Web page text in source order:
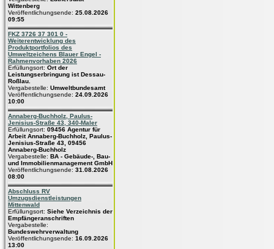
Wittenberg
Veröffentlichungsende: 25.08.2026
09:55
FKZ 3726 37 301 0 -
Weiterentwicklung des
Produktportfolios des
Umweltzeichens Blauer Engel -
Rahmenvorhaben 2026
Erfüllungsort: Ort der
Leistungserbringung ist Dessau-
Roßlau.
Vergabestelle: Umweltbundesamt
Veröffentlichungsende: 24.09.2026
10:00
Annaberg-Buchholz, Paulus-
Jenisius-Straße 43, 340-Maler
Erfüllungsort: 09456 Agentur für
Arbeit Annaberg-Buchholz, Paulus-
Jenisius-Straße 43, 09456
Annaberg-Buchholz
Vergabestelle: BA - Gebäude-, Bau-
und Immobilienmanagement GmbH
Veröffentlichungsende: 31.08.2026
08:00
Abschluss RV
Umzugsdienstleistungen
Mittenwald
Erfüllungsort: Siehe Verzeichnis der
Empfängeranschriften
Vergabestelle:
Bundeswehrverwaltung
Veröffentlichungsende: 16.09.2026
13:00